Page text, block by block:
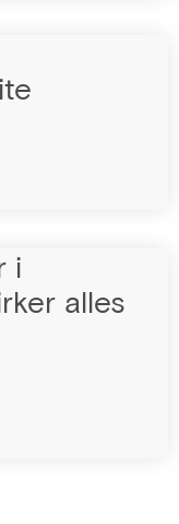
i
alles